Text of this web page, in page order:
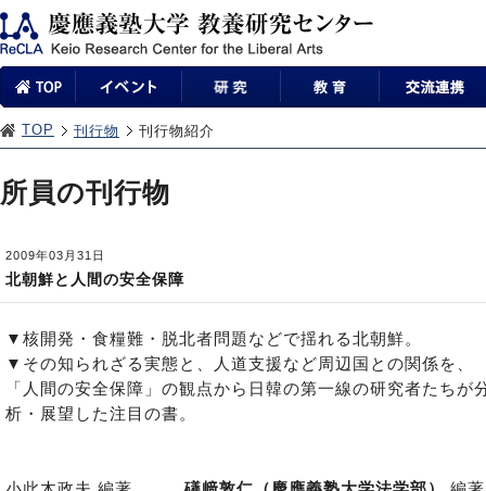
TOP 刊行物 刊行物紹介
所員の刊行物
2009年03月31日
北朝鮮と人間の安全保障
▼核開発・食糧難・脱北者問題などで揺れる北朝鮮。
▼その知られざる実態と、人道支援など周辺国との関係を、
「人間の安全保障」の観点から日韓の第一線の研究者たちが
析・展望した注目の書。